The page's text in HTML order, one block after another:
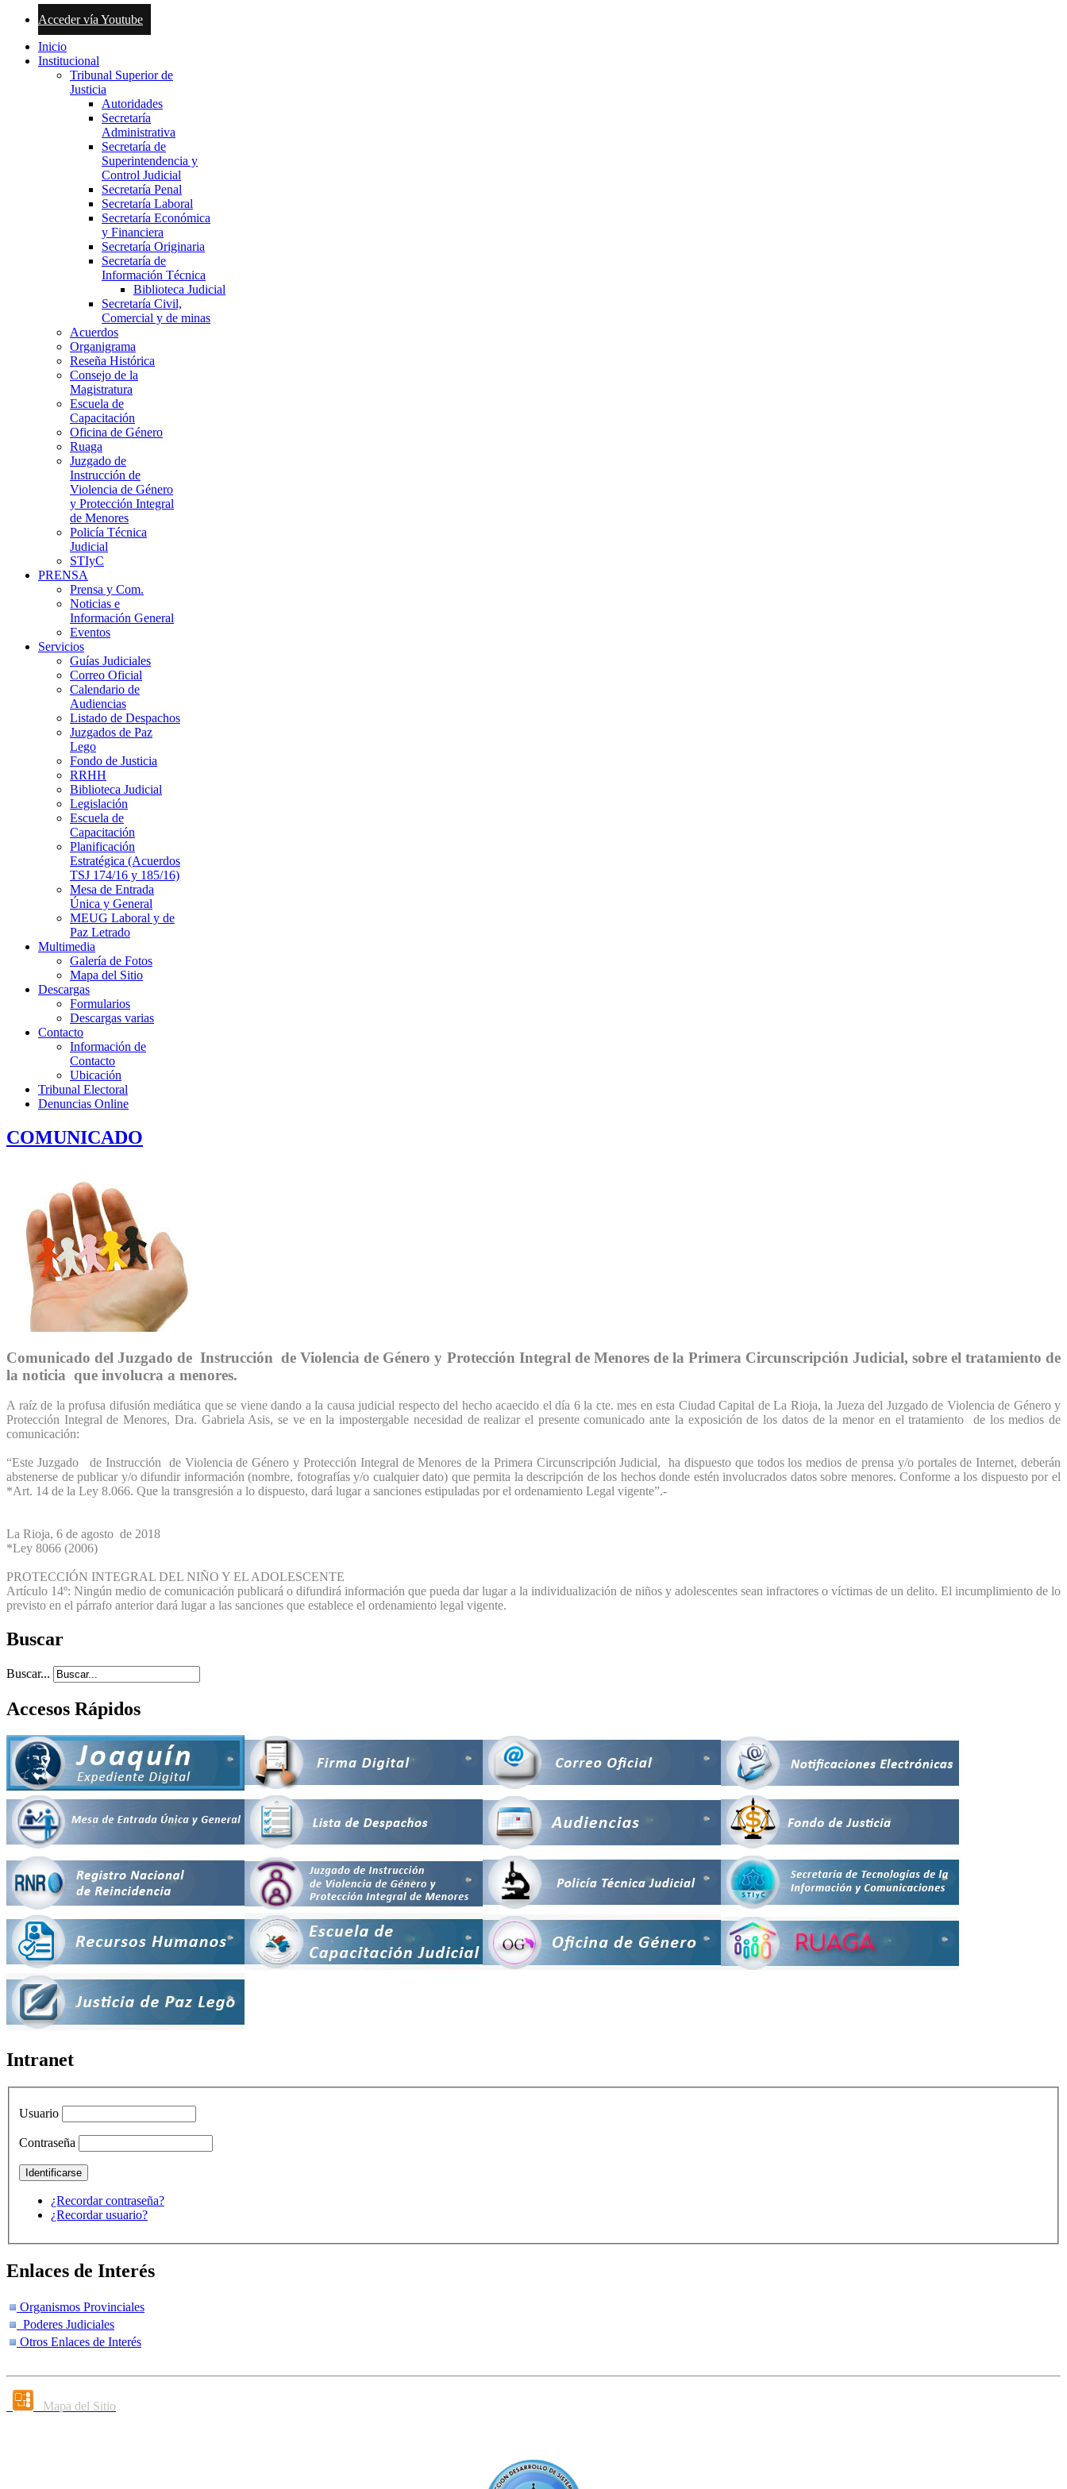
Acceder vía Youtube
Inicio
Institucional
Tribunal Superior de
Justicia
Autoridades
Secretaría
Administrativa
Secretaría de
Superintendencia y
Control Judicial
Secretaría Penal
Secretaría Laboral
Secretaría Económica
y Financiera
Secretaría Originaria
Secretaría de
Información Técnica
Biblioteca Judicial
Secretaría Civil,
Comercial y de minas
Acuerdos
Organigrama
Reseña Histórica
Consejo de la
Magistratura
Escuela de
Capacitación
Oficina de Género
Ruaga
Juzgado de
Instrucción de
Violencia de Género
y Protección Integral
de Menores
Policía Técnica
Judicial
STIyC
PRENSA
Prensa y Com.
Noticias e
Información General
Eventos
Servicios
Guías Judiciales
Correo Oficial
Calendario de
Audiencias
Listado de Despachos
Juzgados de Paz
Lego
Fondo de Justicia
RRHH
Biblioteca Judicial
Legislación
Escuela de
Capacitación
Planificación
Estratégica (Acuerdos
TSJ 174/16 y 185/16)
Mesa de Entrada
Única y General
MEUG Laboral y de
Paz Letrado
Multimedia
Galería de Fotos
Mapa del Sitio
Descargas
Formularios
Descargas varias
Contacto
Información de
Contacto
Ubicación
Tribunal Electoral
Denuncias Online
COMUNICADO
Comunicado del Juzgado de Instrucción de Violencia de Género y Protección Integral de Menores de la Primera Circunscripción Judicial, sobre el tratamiento de
la noticia que involucra a menores.
A raíz de la profusa difusión mediática que se viene dando a la causa judicial respecto del hecho acaecido el día 6 la cte. mes en esta Ciudad Capital de La Rioja, la Jueza del Juzgado de Violencia de Género y
Protección Integral de Menores, Dra. Gabriela Asis, se ve en la impostergable necesidad de realizar el presente comunicado ante la exposición de los datos de la menor en el tratamiento de los medios de
comunicación:
“Este Juzgado de Instrucción de Violencia de Género y Protección Integral de Menores de la Primera Circunscripción Judicial, ha dispuesto que todos los medios de prensa y/o portales de Internet, deberán
abstenerse de publicar y/o difundir información (nombre, fotografías y/o cualquier dato) que permita la descripción de los hechos donde estén involucrados datos sobre menores. Conforme a los dispuesto por el
*Art. 14 de la Ley 8.066. Que la transgresión a lo dispuesto, dará lugar a sanciones estipuladas por el ordenamiento Legal vigente”.-
La Rioja, 6 de agosto de 2018
*Ley 8066 (2006)
PROTECCIÓN INTEGRAL DEL NIÑO Y EL ADOLESCENTE
Artículo 14º: Ningún medio de comunicación publicará o difundirá información que pueda dar lugar a la individualización de niños y adolescentes sean infractores o víctimas de un delito. El incumplimiento de lo
previsto en el párrafo anterior dará lugar a las sanciones que establece el ordenamiento legal vigente.
Buscar
Buscar...
Accesos Rápidos
Intranet
Usuario
Contraseña
¿Recordar contraseña?
¿Recordar usuario?
Enlaces de Interés
Organismos Provinciales
Poderes Judiciales
Otros Enlaces de Interés
Mapa del Sitio